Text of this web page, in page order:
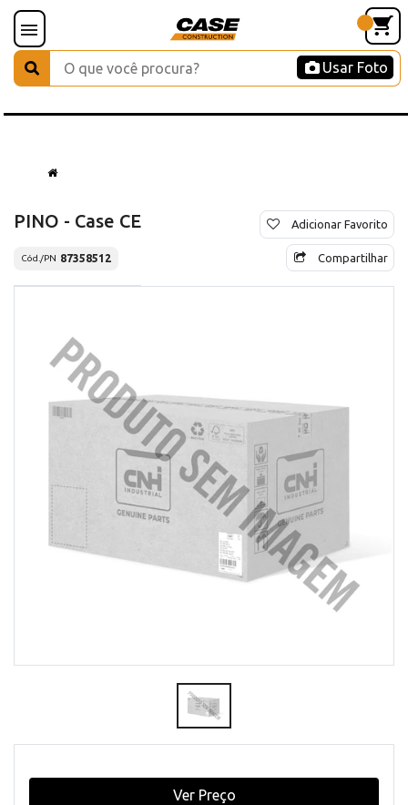
Usar Foto
PINO - Case CE
Cód./PN 87358512
Adicionar Favorito
Compartilhar
Ver Preço